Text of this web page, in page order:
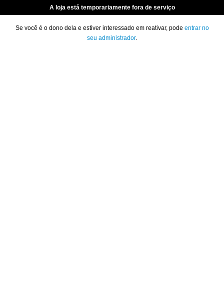
A loja está temporariamente fora de serviço
Se você é o dono dela e estiver interessado em reativar, pode entrar no
seu administrador.